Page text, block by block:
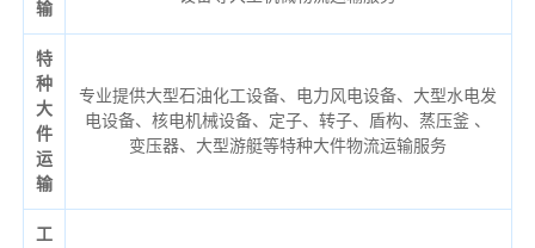
输
特
种
大
件
运
输
专业提供大型石油化工设备、电力风电设备、大型水电发
电设备、核电机械设备、定子、转子、盾构、蒸压釜 、
变压器、大型游艇等特种大件物流运输服务
工